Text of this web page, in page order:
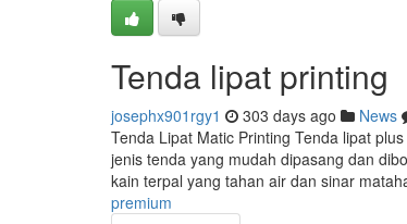
Tenda lipat printing
josephx901rgy1 303 days ago News
Tenda Lipat Matic Printing Tenda lipat
jenis tenda yang mudah dipasang dan
kain terpal yang tahan air dan sinar
premium